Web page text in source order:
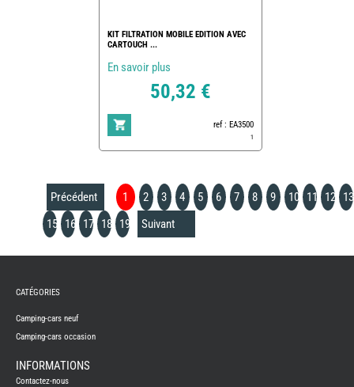
KIT FILTRATION MOBILE EDITION AVEC
CARTOUCH ...
En savoir plus
50,32 €
ref : EA3500
1
Précédent 1 2 3 4 5 6 7 8 9 10 11 12
13
15
16 17 18 19 Suivant
CAMPING-
NEUFS
CAMPING-
CAMPING-
CATÉGORIES
Camping-cars neuf
Camping-cars occasion
INFORMATIONS
Contactez-nous